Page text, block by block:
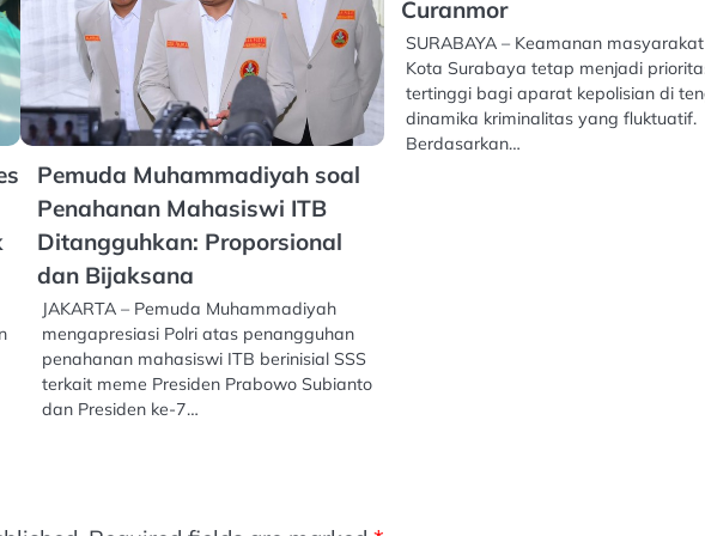
Pemuda Muhammadiyah soal
Penahanan Mahasiswi ITB
Ditangguhkan: Proporsional
dan Bijaksana
JAKARTA – Pemuda Muhammadiyah
mengapresiasi Polri atas penangguhan
penahanan mahasiswi ITB berinisial SSS
terkait meme Presiden Prabowo Subianto
dan Presiden ke-7…
Curanmor
SURABAYA – Keamanan masyarakat
Kota Surabaya tetap menjadi
tertinggi bagi aparat kepolisian di
dinamika kriminalitas yang fluktuatif.
Berdasarkan…